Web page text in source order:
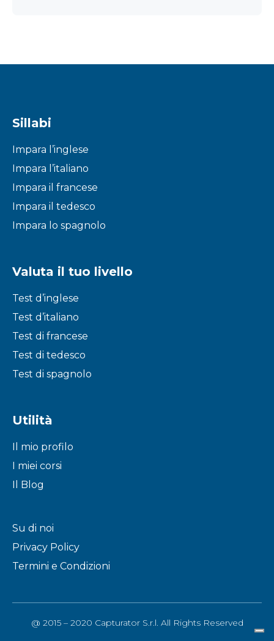
Sillabi
Impara l’inglese
Impara l’italiano
Impara il francese
Impara il tedesco
Impara lo spagnolo
Valuta il tuo livello
Test d’inglese
Test d’italiano
Test di francese
Test di tedesco
Test di spagnolo
Utilità
Il mio profilo
I miei corsi
Il Blog
Su di noi
Privacy Policy
Termini e Condizioni
@ 2015 – 2020 Capturator S.r.l. All Rights Reserved